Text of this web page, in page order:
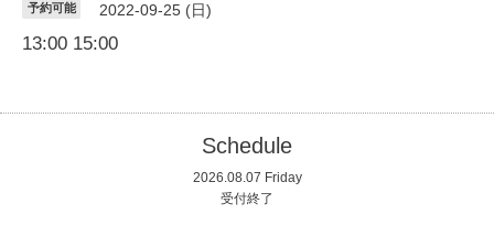
予約可能 2022-09-25 (日)
13:00 15:00
Schedule
2026.08.07 Friday
受付終了